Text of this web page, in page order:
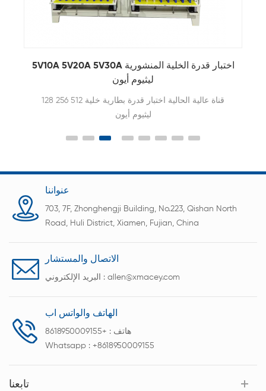
5V10A 5V20A 5V30A اختبار قدرة الخلية المنشورية
ليثيوم أيون
128 256 512 قناة عالية الحالية اختبار قدرة بطارية خلية
ليثيوم أيون
عنواننا
703, 7F, Zhonghengji Building, No.223, Qishan North
Road, Huli District, Xiamen, Fujian, China
الاتصال والمستشار
البريد الإلكتروني : allen@xmacey.com
الهاتف والواتس اب
هاتف : +8618950009155
Whatsapp : +8618950009155
تابعنا